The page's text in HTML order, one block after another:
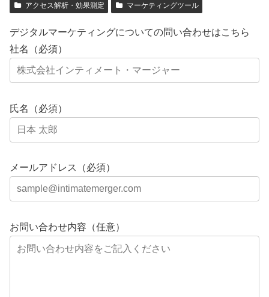
アクセス解析・効果測定 マーケティングツール
デジタルマーケティングについての問い合わせはこちら
社名（必須）
氏名（必須）
メールアドレス（必須）
お問い合わせ内容（任意）